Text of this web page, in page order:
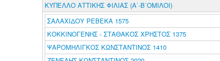
ΚΥΠΕΛΛΟ ΑΤΤΙΚΗΣ ΦΙΛΙΑΣ (Α΄-Β΄ΟΜΙΛΟΙ)
ΣΑΛΑΧΙΔΟΥ ΡΕΒΕΚΑ 1575
ΚΟΚΚΙΝΟΓΕΝΗΣ - ΣΤΑΘΑΚΟΣ ΧΡΗΣΤΟΣ 1375
ΨΑΡΟΜΗΛΙΓΚΟΣ ΚΩΝΣΤΑΝΤΙΝΟΣ 1410